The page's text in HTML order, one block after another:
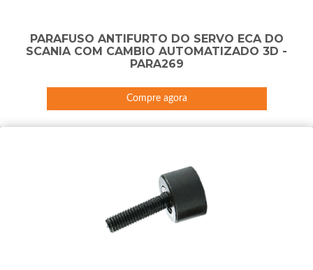
PARAFUSO ANTIFURTO DO SERVO ECA DO
SCANIA COM CAMBIO AUTOMATIZADO 3D -
PARA269
Compre agora